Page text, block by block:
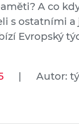
A co
s ostatními a
Evropský
| Autor: